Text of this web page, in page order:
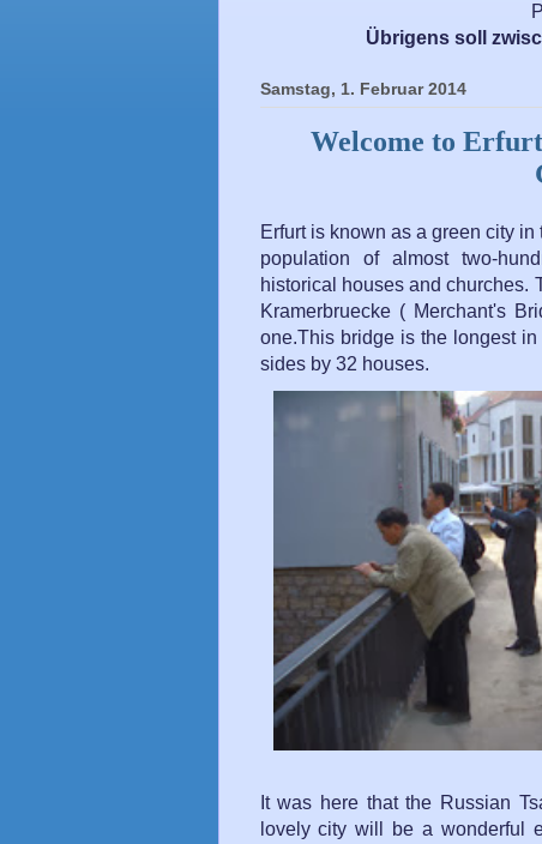
Übrigens soll
Samstag, 1. Februar 2014
Welcome to
Erfurt is known as a green city
population of almost two-
historical houses and churches.
Kramerbruecke ( Merchant's
one.This bridge is the longest
sides by 32 houses.
It was here that the Russian
lovely city will be a wonderful